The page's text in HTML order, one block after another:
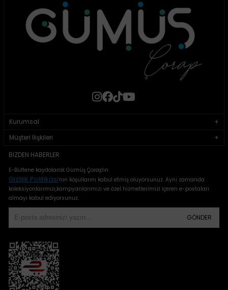
Kurumsal
Müşteri İlişkileri
BIZDEN HABERLER
E-Bültene kaydolarak Gümüş Çorap'ın
Gizlilik Politikası'nın koşullarını kabul etmiş oluyorsunuz. Aynı zamanda
koleksiyonlarımızı,kampyanlarımızı ve özel hizmetlerimizi içeren e-postaları
almayı kabul ediyorsunuz.
GÖNDER